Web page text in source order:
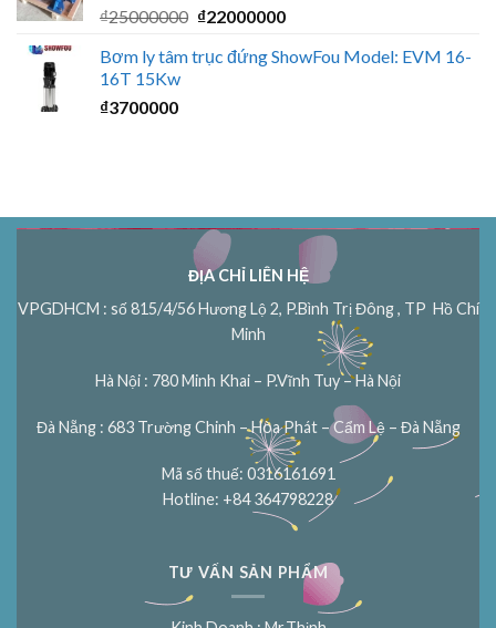
₫5950000.
₫25000000 Giá
là:
₫22000000Giá
tại
Bơm ly tâm trục đứng ShowFou Model: EVM 16-
16T 15Kw
₫3700000
ĐỊA CHỈ LIÊN HỆ
VPGDHCM : số 815/4/56 Hương Lộ 2, P.Bình Trị Đông , TP Hồ Chí
Minh
Hà Nội : 780 Minh Khai – P.Vĩnh Tuy – Hà Nội
Đà Nẵng : 683 Trường Chinh – Hòa Phát – Cẩm Lệ – Đà Nẵng
Mã số thuế: 0316161691
Hotline: +84 364798228
TƯ VẤN SẢN PHẨM